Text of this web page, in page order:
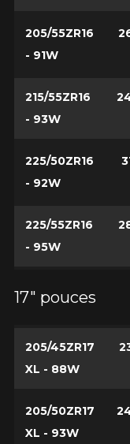
205/55ZR16
- 91W
215/55ZR16
- 93W
225/50ZR16
- 92W
225/55ZR16
- 95W
17" pouces
205/45ZR17
XL - 88W
205/50ZR17
XL - 93W